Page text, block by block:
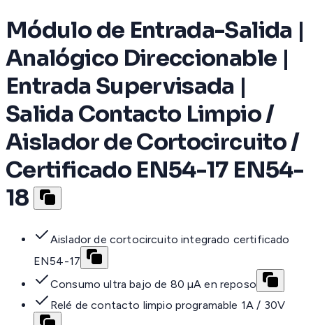
Módulo de Entrada-Salida |
Analógico Direccionable |
Entrada Supervisada |
Salida Contacto Limpio /
Aislador de Cortocircuito /
Certificado EN54-17 EN54-
18
Aislador de cortocircuito integrado certificado
EN54-17
Consumo ultra bajo de 80 µA en reposo
Relé de contacto limpio programable 1A / 30V